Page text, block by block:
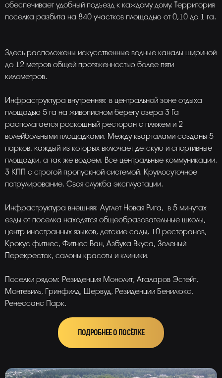
обеспечивает удобный подъезд к каждому дому. Территория
поселка разбита на 840 участков площадью от 0,10 до 1 га.
Здесь расположены искусственные водные каналы шириной
до 12 метров общей протяженностью более пяти
километров.
Инфраструктура внутренняя: в центральной зоне отдыха
площадью 5 га на живописном берегу озера 3 Га
располагается роскошный ресторан с пляжем и 2
волейбольными площадками. Между кварталами созданы 5
парков, каждый из которых включает детскую и спортивные
площадки, а так же водоем. Все центральные коммуникации.
3 КПП с строгой пропускной системой. Круглосуточное
патрулирование. Своя служба эксплуатации.
Инфраструктура внешняя: Аутлет Новая Рига, в 5 минутах
езды от поселка находятся общеобразовательные школы,
центр иностранных языков, детские сады, 10 ресторанов,
Крокус фитнес, Фитнес Ван, Азбука Вкуса, Зеленый
Перекресток, салоны красоты и клиники.
Поселки рядом: Резиденция Монолит, Агаларов Эстейт,
Монтевиль, Гринфилд, Шервуд, Резиденции Бенилюкс,
Ренессанс Парк.
ПОДРОБНЕЕ О ПОСЁЛКЕ